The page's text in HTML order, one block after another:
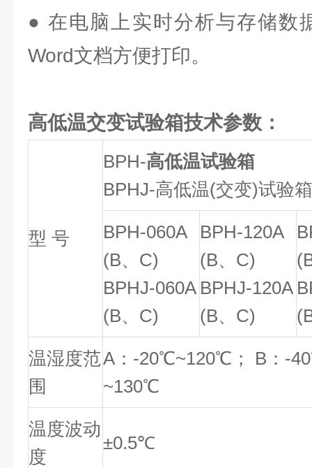
● 在电脑上实时分析与存储数
Word文档方便打印。
高低温交变试验箱技术参数：
型 号
BPH-高低温试验箱
BPHJ-高低温(交变)试验箱
BPH-060A
(B、C)
BPHJ-060A
(B、C)
BPH-120A
(B、C)
BPHJ-120A
(B、C)
温湿度范
围
A：-20℃~120℃； B：-
~130℃
温度波动
度
±0.5℃